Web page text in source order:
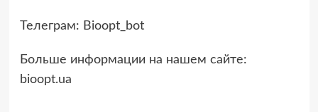
Телеграм: Bioopt_bot
Больше информации на нашем сайте:
bioopt.ua